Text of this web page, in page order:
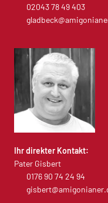
02043 78 49 403
Ihr direkter Kontakt:
Pater Gisbert
0176 90 74 24 94